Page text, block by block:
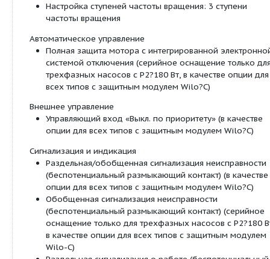
Особенности/преимущества продукции:
Используются в системах отопления и
охлаждения/кондиционирования от -20 °C
(TOP-SD 80/15 и TOP-SD 80/20 от -20 °C до
Сдвоенные насосы для режима работы
резервный» или режима параллельной
насосов.
Ручная регулировка мощности с 3 ступенями
вращения
Корпус насоса с катафорезным покрытием
защиты от коррозии при образовании
Несложная установка благодаря
фланцу PN 6/PN 10 ( DN 32 до DN 65)